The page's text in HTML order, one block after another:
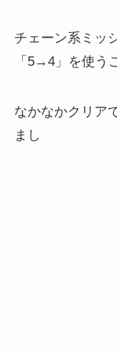
チェーン系ミッ
「5→4」を使う
なかなかクリア
まし